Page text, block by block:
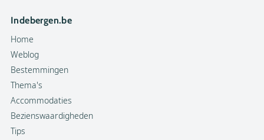
Indebergen.be
Home
Weblog
Bestemmingen
Thema's
Accommodaties
Bezienswaardigheden
Tips